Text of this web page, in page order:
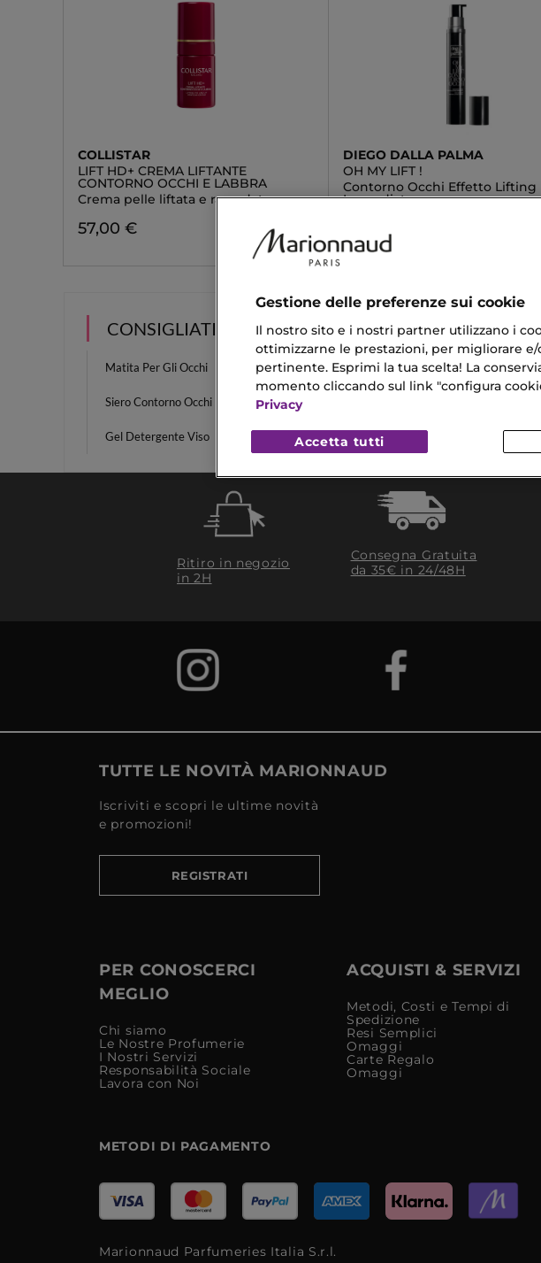
COLLISTAR
LIFT HD+ CREMA LIFTANTE
CONTORNO OCCHI E LABBRA
Crema pelle liftata e rassodata
57,00 €
DIEGO DALLA PALMA
OH MY LIFT !
Contorno Occhi Effetto Lifting
Immediato
CONSIGLIATI PER TE
Matita Per Gli Occhi Palette Occhi
Siero Contorno Occhi
Gel Detergente Viso Shampoo Doposole
Ritiro in negozio
in 2H
Consegna Gratuita
da 35€​ in 24/48H
TUTTE LE NOVITÀ MARIONNAUD
Iscriviti e scopri le ultime novità
e promozioni!
REGISTRATI
PER CONOSCERCI
MEGLIO
Chi siamo
Le Nostre Profumerie
I Nostri Servizi
Responsabilità Sociale
Lavora con Noi
ACQUISTI & SERVIZI
Metodi, Costi e Tempi di
Spedizione
Resi Semplici
Omaggi
Carte Regalo
Omaggi
METODI DI PAGAMENTO
Marionnaud Parfumeries Italia S.r.l.
Gestione delle preferenze sui cookie
Il nostro sito e i nostri partner utilizzano i
ottimizzarne le prestazioni, per migliorare
pertinente. Esprimi la tua scelta! La
momento cliccando sul link "configura
Privacy
Accetta tutti